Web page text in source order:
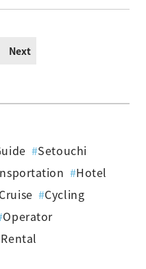
Next
#Setouchi
#Hotel
Cruise #Cycling
Operator